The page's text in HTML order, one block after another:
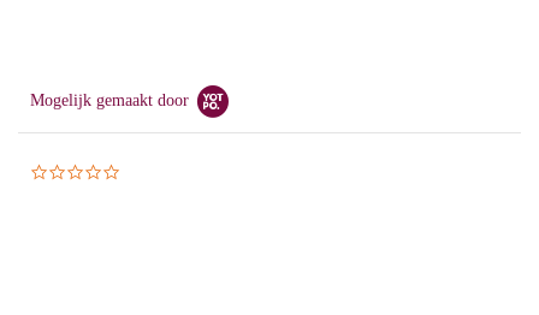
Mogelijk gemaakt door